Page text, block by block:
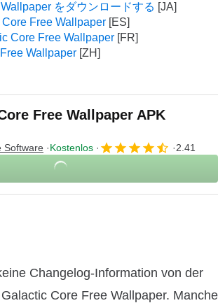
をダウンロードする
Free Wallpaper
Core Free Wallpaper
Wallpaper
Free Wallpaper APK
Software Kostenlos 2.41
Changelog-Information von der
Core Free Wallpaper. Manche